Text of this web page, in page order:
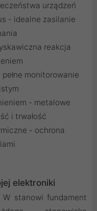
urządzeń
- idealne zasilanie
reakcja
monitorowanie
- metalowe
i trwałość
- ochrona
elektroniki
stanowi fundament